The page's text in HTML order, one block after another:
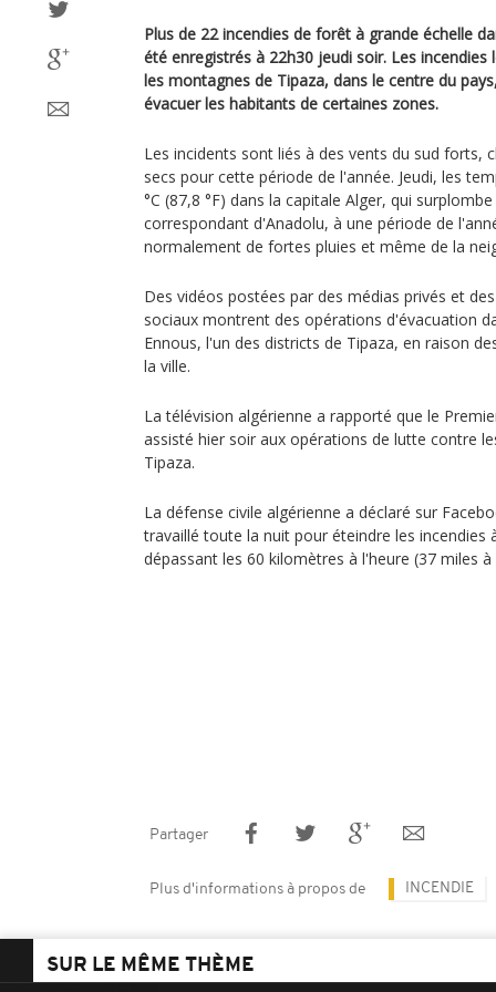
Plus de 22 incendies de forêt à grande échelle
été enregistrés à 22h30 jeudi soir. Les incendies
les montagnes de Tipaza, dans le centre du
évacuer les habitants de certaines zones.
Les incidents sont liés à des vents du sud forts,
secs pour cette période de l'année. Jeudi, les
°C (87,8 °F) dans la capitale Alger, qui
correspondant d'Anadolu, à une période de
normalement de fortes pluies et même de la
Des vidéos postées par des médias privés et
sociaux montrent des opérations d'évacuation
Ennous, l'un des districts de Tipaza, en raison
la ville.
La télévision algérienne a rapporté que le
assisté hier soir aux opérations de lutte contre
Tipaza.
La défense civile algérienne a déclaré sur
travaillé toute la nuit pour éteindre les incendies
dépassant les 60 kilomètres à l'heure (37 miles à
Partager
Plus d'informations à propos de INCENDIE
SUR LE MÊME THÈME